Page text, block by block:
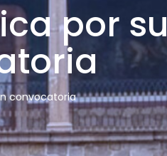
por su
convocatoria